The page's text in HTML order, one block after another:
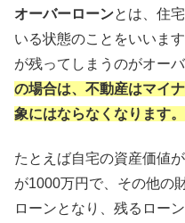
オーバーローンとは、住
いる状態のことをいいま
が残ってしまうのがオー
の場合は、不動産はマイ
象にはならなくなります。
たとえば自宅の資産価値
が1000万円で、その他の
ローンとなり、残るロー